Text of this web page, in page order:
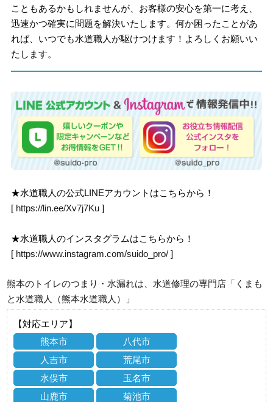
こともあるかもしれませんが、お客様の安心を第一に考え、
迅速かつ確実に問題を解決いたします。何か困ったことがあ
れば、いつでも水道職人が駆けつけます！よろしくお願いい
たします。
★水道職人の公式LINEアカウントはこちらから！
[ https://lin.ee/Xv7j7Ku ]
★水道職人のインスタグラムはこちらから！
[ https://www.instagram.com/suido_pro/ ]
熊本のトイレのつまり・水漏れは、水道修理の専門店「くまも
と水道職人（熊本水道職人）」
【対応エリア】
熊本市
八代市
人吉市
荒尾市
水俣市
玉名市
山鹿市
菊池市